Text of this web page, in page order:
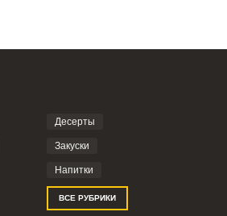
Десерты
Закуски
Напитки
ВСЕ РУБРИКИ